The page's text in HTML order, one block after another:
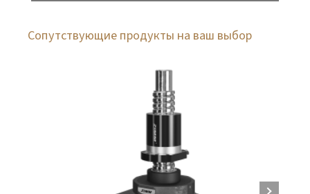
Сопутствующие продукты на ваш выбор